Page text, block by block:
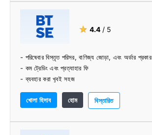
★ 4.4 / 5
- পরিষেবার বিস্তৃত পরিসর, বাণিজ্য জোড়া, এবং অর্ডার প্রকার
- কম ট্রেডিং এবং প্রত্যাহার ফি
- ব্যবহার করা খুবই সহজ
খোলা হিসাব হোম বিস্তারিত